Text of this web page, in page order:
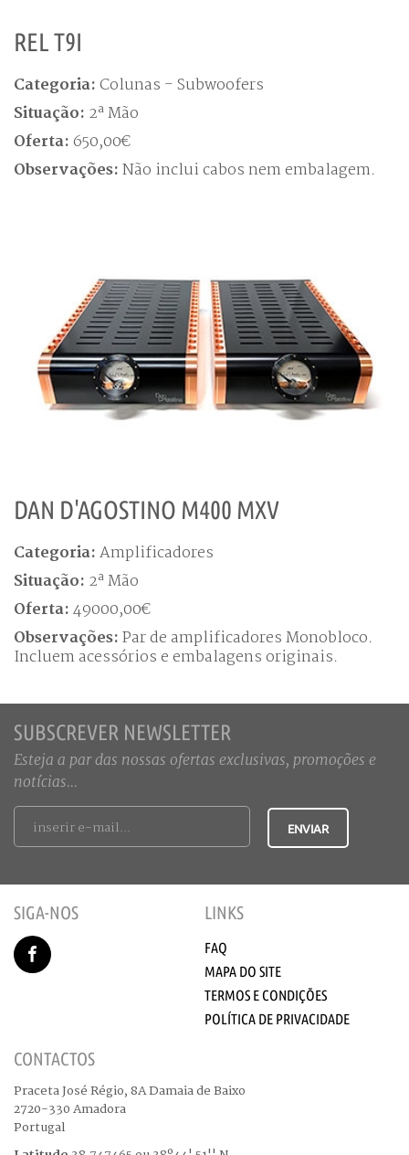
REL T9I
Categoria: Colunas - Subwoofers
Situação: 2ª Mão
Oferta: 650,00€
Observações: Não inclui cabos nem embalagem.
DAN D'AGOSTINO M400 MXV
Categoria: Amplificadores
Situação: 2ª Mão
Oferta: 49000,00€
Observações: Par de amplificadores Monobloco.
Incluem acessórios e embalagens originais.
SUBSCREVER NEWSLETTER
Esteja a par das nossas ofertas exclusivas, promoções e
notícias...
SIGA-NOS LINKS
FAQ
MAPA DO SITE
TERMOS E CONDIÇÕES
POLÍTICA DE PRIVACIDADE
CONTACTOS
Praceta José Régio, 8A Damaia de Baixo
2720-330 Amadora
Portugal